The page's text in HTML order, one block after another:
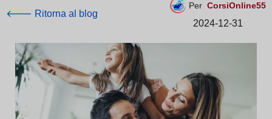
🡐 Ritorna al blog
Per CorsiOnline55
2024-12-31